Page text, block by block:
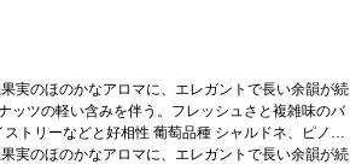
実のほのかなアロマに、エレガントで長い余韻が続
ッツの軽い含みを伴う。フレッシュさと複雑味のバ
ストリーなどと好相性 葡萄品種 シャルドネ、ピノ・
ン認証ABオーガニック
実のほのかなアロマに、エレガントで長い余韻が続